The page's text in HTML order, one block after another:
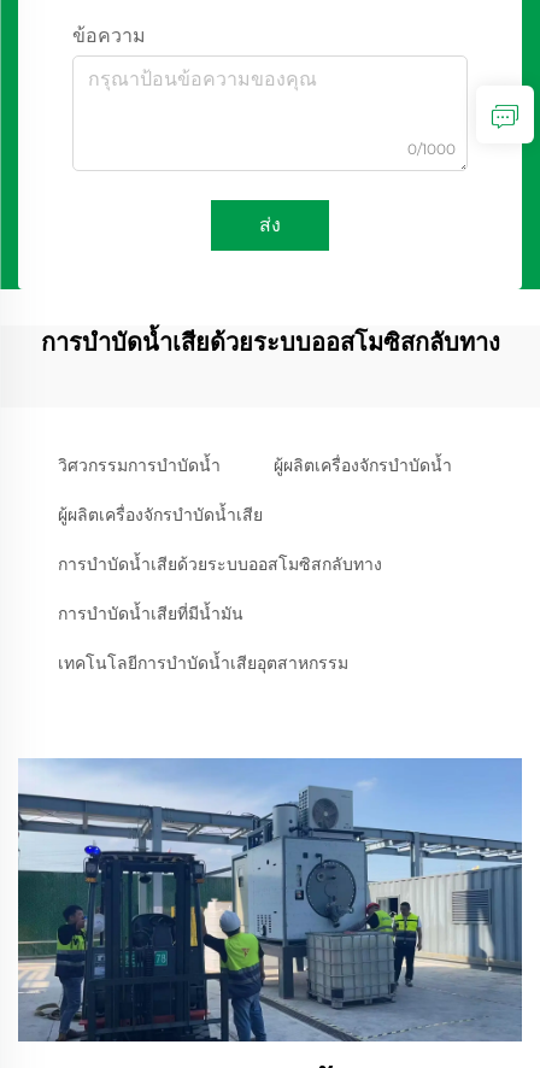
ข้อความ
0/1000
ส่ง
การบำบัดน้ำเสียด้วยระบบออสโมซิสกลับทาง
วิศวกรรมการบำบัดน้ำ ผู้ผลิตเครื่องจักรบำบัดน้ำ
ผู้ผลิตเครื่องจักรบำบัดน้ำเสีย
การบำบัดน้ำเสียด้วยระบบออสโมซิสกลับทาง
การบำบัดน้ำเสียที่มีน้ำมัน
เทคโนโลยีการบำบัดน้ำเสียอุตสาหกรรม